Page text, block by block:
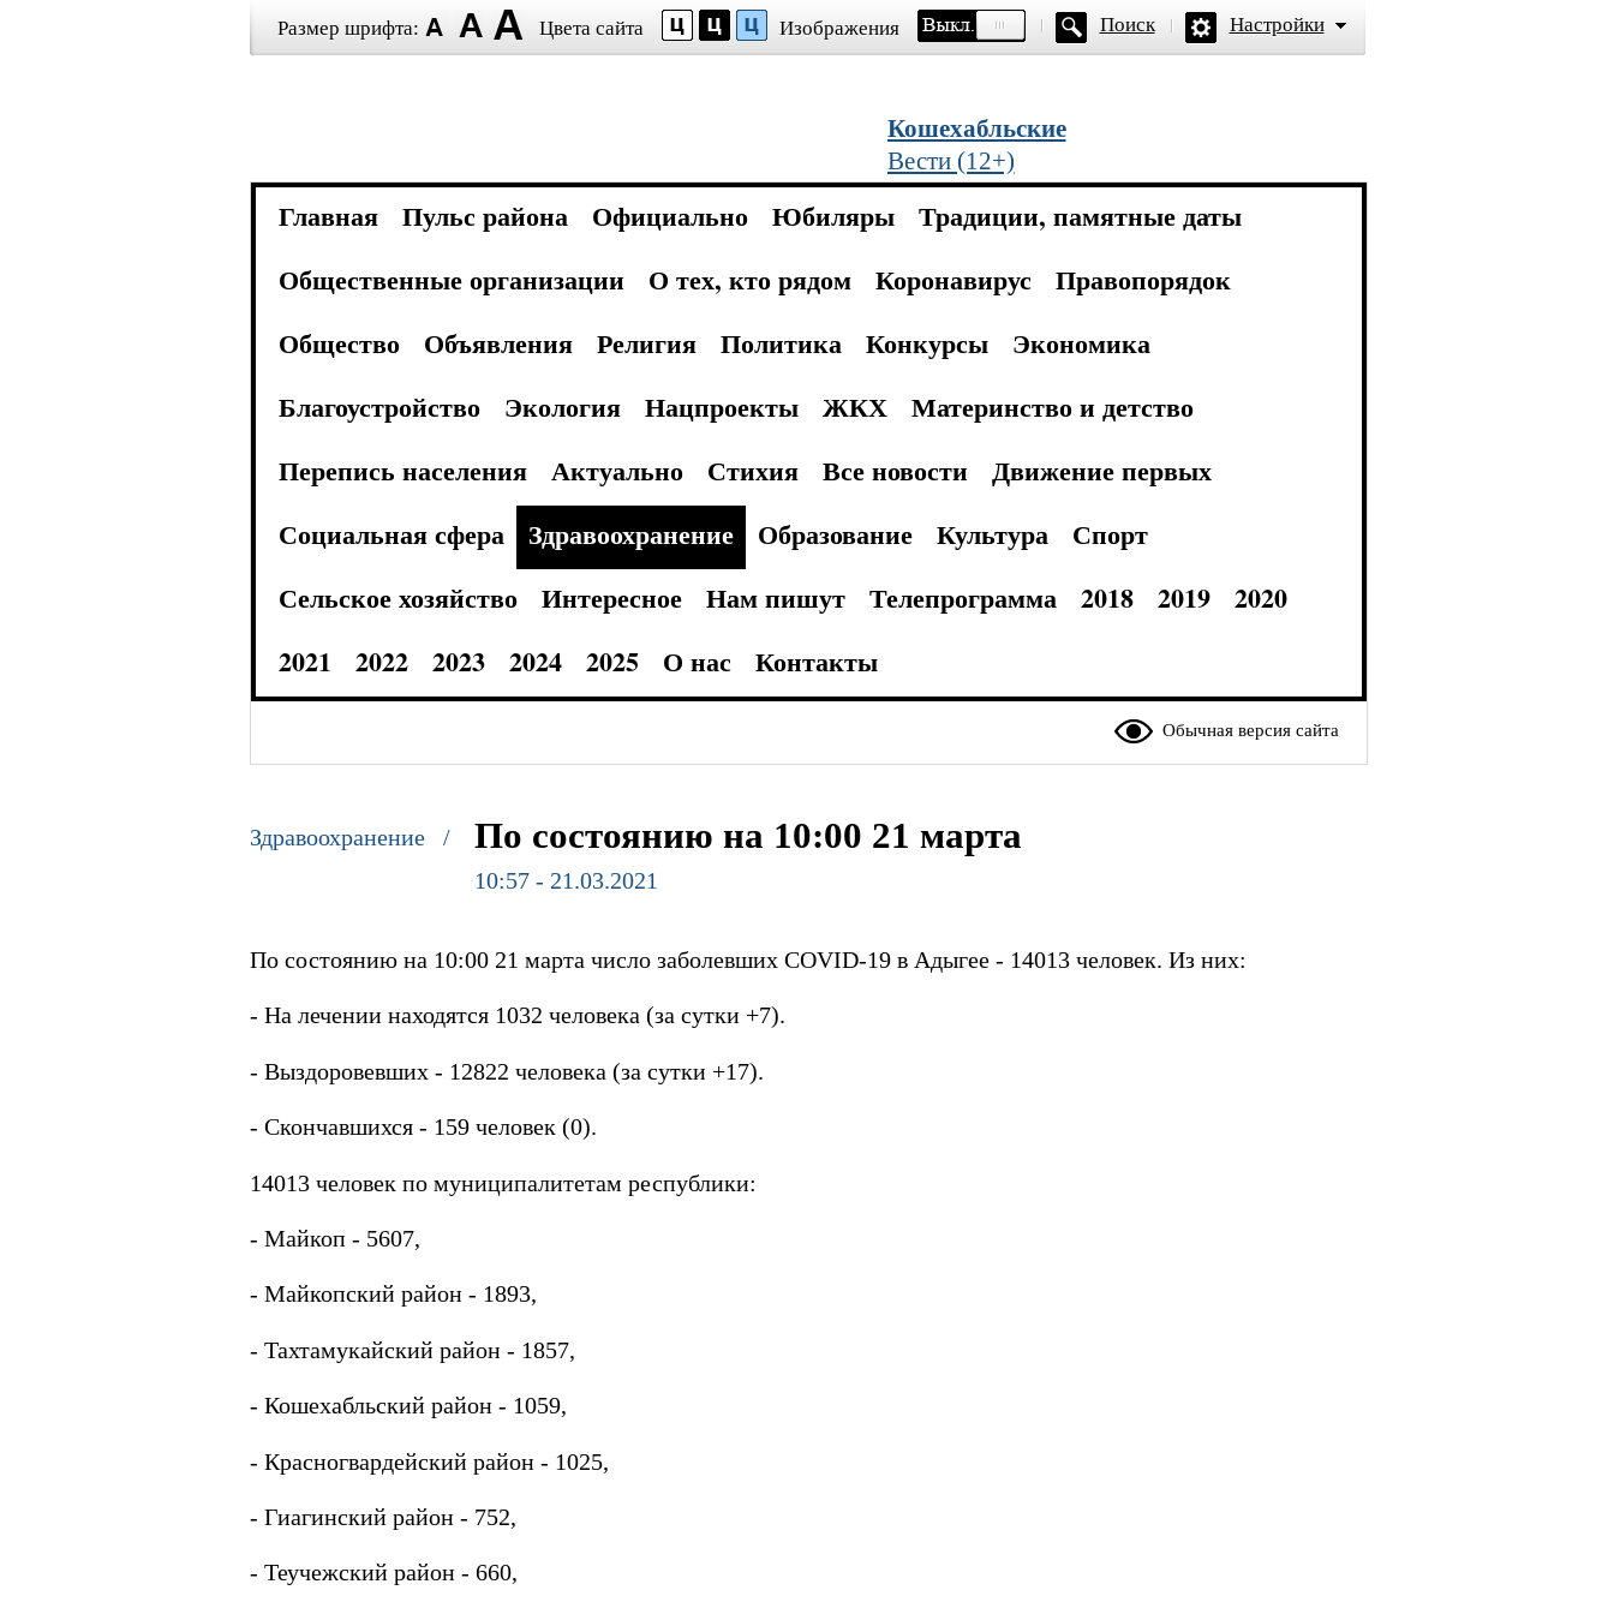
Размер шрифта: Цвета сайта Изображения Поиск Настройки
Кошехабльские
Вести (12+)
Главная Пульс района Официально Юбиляры
Традиции, памятные даты
Общественные организации
О тех, кто рядом Коронавирус
Правопорядок
Общество
Объявления Религия Политика Конкурсы
Экономика
Благоустройство
Экология Нацпроекты ЖКХ
Материнство и детство
Перепись населения
Актуально Стихия Все новости
Движение первых
Социальная сфера
Здравоохранение Образование Культура
Спорт
Сельское хозяйство
Интересное Нам пишут Телепрограмма 2018 2019
2020
2021
2022 2023 2024 2025 О нас Контакты
Обычная версия сайта
Здравоохранение / По состоянию на 10:00 21 марта
10:57 - 21.03.2021
По состоянию на 10:00 21 марта число заболевших COVID-19 в Адыгее - 14013 человек. Из них:
- На лечении находятся 1032 человека (за сутки +7).
- Выздоровевших - 12822 человека (за сутки +17).
- Скончавшихся - 159 человек (0).
14013 человек по муниципалитетам республики:
- Майкоп - 5607,
- Майкопский район - 1893,
- Тахтамукайский район - 1857,
- Кошехабльский район - 1059,
- Красногвардейский район - 1025,
- Гиагинский район - 752,
- Теучежский район - 660,